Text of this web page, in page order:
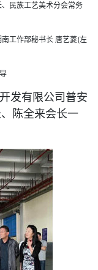
民族工艺美术分会常务
工作部秘书长 唐艺菱(左
发有限公司普安
陈全来会长一